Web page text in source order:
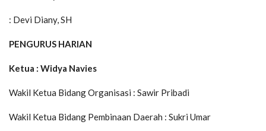
: Devi Diany, SH
PENGURUS HARIAN
Ketua : Widya Navies
Wakil Ketua Bidang Organisasi : Sawir Pribadi
Wakil Ketua Bidang Pembinaan Daerah : Sukri Umar